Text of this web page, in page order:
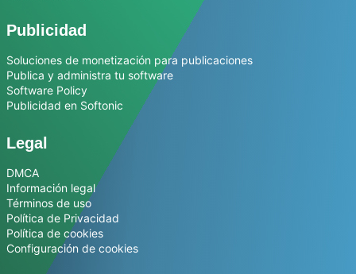
Publicidad
Soluciones de monetización para publicaciones
Publica y administra tu software
Software Policy
Publicidad en Softonic
Legal
DMCA
Información legal
Términos de uso
Política de Privacidad
Política de cookies
Configuración de cookies